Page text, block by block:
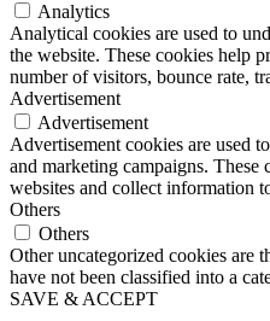
Analytics
Analytical cookies are used to
the website. These cookies help
number of visitors, bounce rate,
Advertisement
Advertisement
Advertisement cookies are used
and marketing campaigns. These
websites and collect information
Others
Others
Other uncategorized cookies are
have not been classified into a
SAVE & ACCEPT